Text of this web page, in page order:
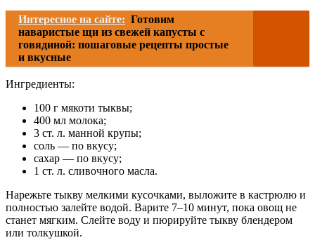
Интересное на сайте: Готовим
наваристые щи из свежей капусты с
говядиной: пошаговые рецепты простые
и вкусные
Ингредиенты:
100 г мякоти тыквы;
400 мл молока;
3 ст. л. манной крупы;
соль — по вкусу;
сахар — по вкусу;
1 ст. л. сливочного масла.
Нарежьте тыкву мелкими кусочками, выложите в кастрюлю и
полностью залейте водой. Варите 7–10 минут, пока овощ не
станет мягким. Слейте воду и пюрируйте тыкву блендером
или толкушкой.